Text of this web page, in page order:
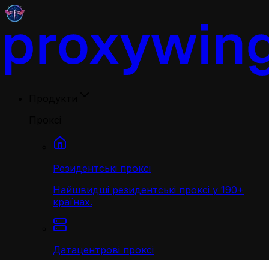
Резидентські проксі
Найшвидші резидентські проксі у 190+
країнах.
Датацентрові проксі